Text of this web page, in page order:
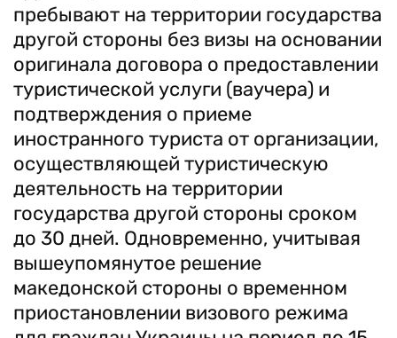
пребывают на территории государства
другой стороны без визы на основании
оригинала договора о предоставлении
туристической услуги (ваучера) и
подтверждения о приеме
иностранного туриста от организации,
осуществляющей туристическую
деятельность на территории
государства другой стороны сроком
до 30 дней. Одновременно, учитывая
вышеупомянутое решение
македонской стороны о временном
приостановлении визового режима